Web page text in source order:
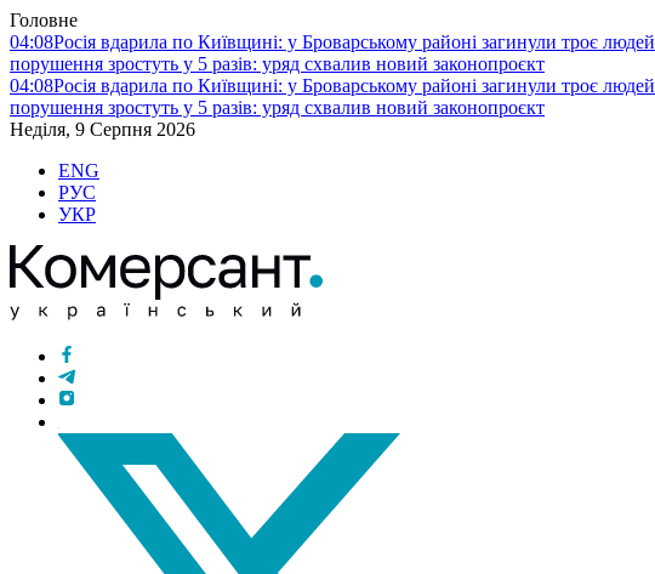
Головне
04:08Росія вдарила по Київщині: у Броварському районі загинули троє людей
порушення зростуть у 5 разів: уряд схвалив новий законопроєкт
04:08Росія вдарила по Київщині: у Броварському районі загинули троє людей
порушення зростуть у 5 разів: уряд схвалив новий законопроєкт
Неділя, 9 Серпня 2026
ENG
РУС
УКР